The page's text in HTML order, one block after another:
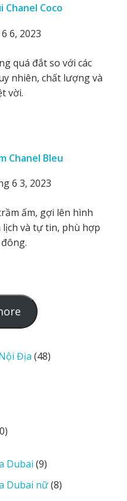
Chanel Coco
6, 2023
quá đắt so với các
nhiên, chất lượng và
vời.
Chanel Bleu
6 3, 2023
ấm, gợi lên hình
và tự tin, phù hợp
o
d
v
e
Địa 4848
10
phẩm
Dubai 99
sản
phẩm
Dubai nữ 88